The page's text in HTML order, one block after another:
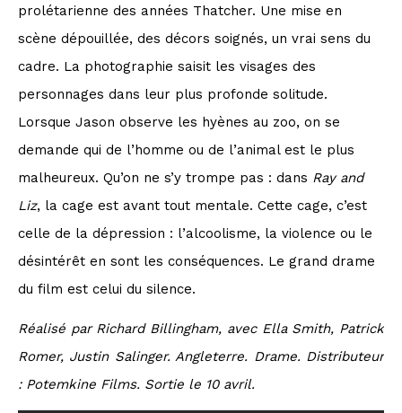
prolétarienne des années Thatcher. Une mise en
scène dépouillée, des décors soignés, un vrai sens du
cadre. La photographie saisit les visages des
personnages dans leur plus profonde solitude.
Lorsque Jason observe les hyènes au zoo, on se
demande qui de l’homme ou de l’animal est le plus
malheureux. Qu’on ne s’y trompe pas : dans Ray and
Liz, la cage est avant tout mentale. Cette cage, c’est
celle de la dépression : l’alcoolisme, la violence ou le
désintérêt en sont les conséquences. Le grand drame
du film est celui du silence.
Réalisé par Richard Billingham, avec Ella Smith, Patrick
Romer, Justin Salinger. Angleterre. Drame. Distributeur
: Potemkine Films. Sortie le 10 avril.